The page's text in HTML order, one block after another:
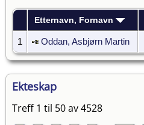
Etternavn, Fornavn
1 Oddan, Asbjørn Martin
Ekteskap
Treff 1 til 50 av 4528